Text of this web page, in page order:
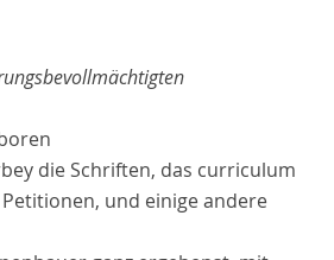
die Schriften, das curriculum
und einige andere